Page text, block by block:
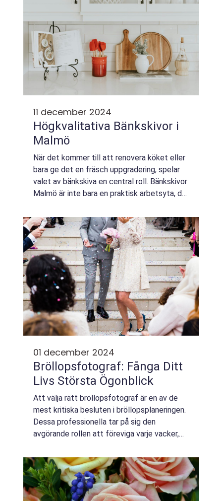
11 december 2024
Högkvalitativa Bänkskivor i
Malmö
När det kommer till att renovera köket eller
bara ge det en fräsch uppgradering, spelar
valet av bänkskiva en central roll. Bänkskivor
Malmö är inte bara en praktisk arbetsyta, de
01 december 2024
Bröllopsfotograf: Fånga Ditt
Livs Största Ögonblick
Att välja rätt bröllopsfotograf är en av de
mest kritiska besluten i bröllopsplaneringen.
Dessa professionella tar på sig den
avgörande rollen att föreviga varje vacker,